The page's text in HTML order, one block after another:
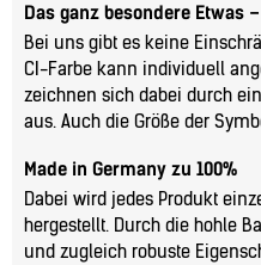
Das ganz besondere Etwas
Bei uns gibt es keine
CI-Farbe kann individuell
zeichnen sich dabei durch
aus. Auch die Größe der
Made in Germany zu 100%
Dabei wird jedes Produkt
hergestellt. Durch die hohle
und zugleich robuste